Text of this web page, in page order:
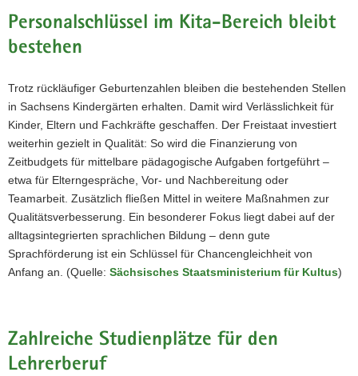
Personalschlüssel im Kita-Bereich bleibt
bestehen
Trotz rückläufiger Geburtenzahlen bleiben die bestehenden Stellen
in Sachsens Kindergärten erhalten. Damit wird Verlässlichkeit für
Kinder, Eltern und Fachkräfte geschaffen. Der Freistaat investiert
weiterhin gezielt in Qualität: So wird die Finanzierung von
Zeitbudgets für mittelbare pädagogische Aufgaben fortgeführt –
etwa für Elterngespräche, Vor- und Nachbereitung oder
Teamarbeit. Zusätzlich fließen Mittel in weitere Maßnahmen zur
Qualitätsverbesserung. Ein besonderer Fokus liegt dabei auf der
alltagsintegrierten sprachlichen Bildung – denn gute
Sprachförderung ist ein Schlüssel für Chancengleichheit von
Anfang an. (Quelle: Sächsisches Staatsministerium für Kultus)
Zahlreiche Studienplätze für den
Lehrerberuf